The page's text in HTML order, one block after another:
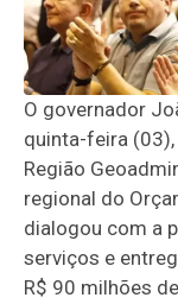
O governador
quinta-feira (03),
Região
regional do
dialogou com a
serviços e
R$ 90 milhões